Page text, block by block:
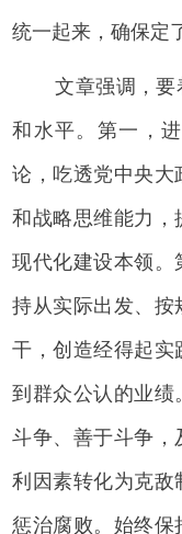
统一起来，确保定
文章强调，
和水平。第一，
论，吃透党中央大
和战略思维能力，
现代化建设本领。
持从实际出发、按
干，创造经得起实
到群众公认的业绩
斗争、善于斗争，
利因素转化为克敌
惩治腐败。始终保